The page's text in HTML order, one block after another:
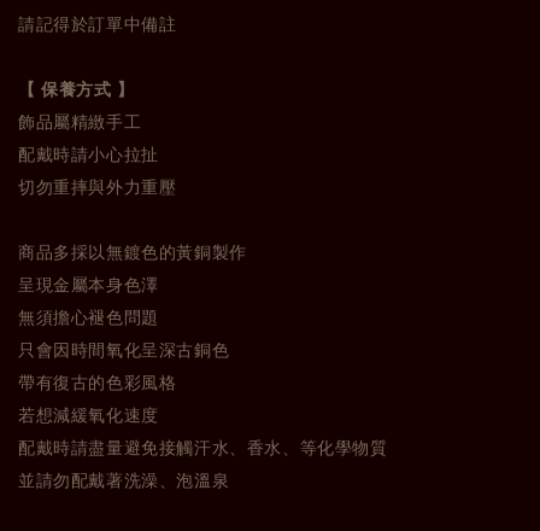
請記得於訂單中備註
【 保養方式 】
飾品屬精緻手工
配戴時請小心拉扯
切勿重摔與外力重壓
商品多採以無鍍色的黃銅製作
呈現金屬本身色澤
無須擔心褪色問題
只會因時間氧化呈深古銅色
帶有復古的色彩風格
若想減緩氧化速度
配戴時請盡量避免接觸汗水、香水、等化學物質
並請勿配戴著洗澡、泡溫泉